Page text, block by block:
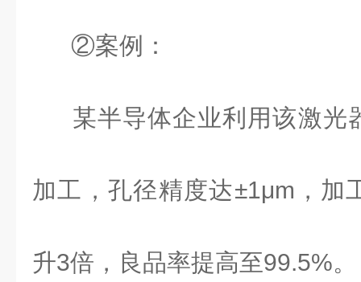
②案例：
某半导体企业利用该激光
加工，孔径精度达±1μm ，加
升3倍，良品率提高至99.5%。